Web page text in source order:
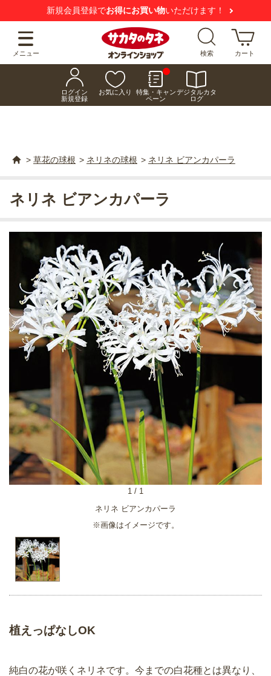
新規会員登録でお得にお買い物いただけます！
メニュー 検索 カート
ログイン
新規登録
お気に入り
特集・キャン
ペーン
デジタルカタ
ログ
> 草花の球根 > ネリネの球根 > ネリネ ビアンカパーラ
ネリネ ビアンカパーラ
※画像はイメージです。
1 / 1
ネリネ ビアンカパーラ
植えっぱなしOK
純白の花が咲くネリネです。今までの白花種とは異なり、